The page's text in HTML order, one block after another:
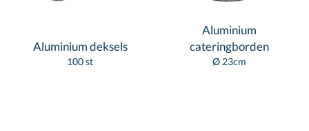
Aluminium deksels
100 st
Aluminium
cateringborden
Ø 23cm